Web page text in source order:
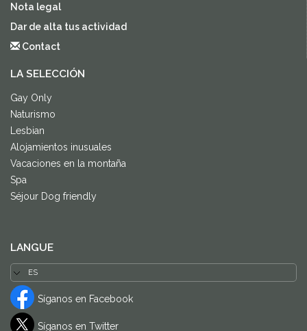
Nota legal
Dar de alta tus actividad
Contact
LA SELECCIÓN
Gay Only
Naturismo
Lesbian
Alojamientos inusuales
Vacaciones en la montaña
Spa
Séjour Dog friendly
LANGUE
Síganos en Facebook
Síganos en Twitter